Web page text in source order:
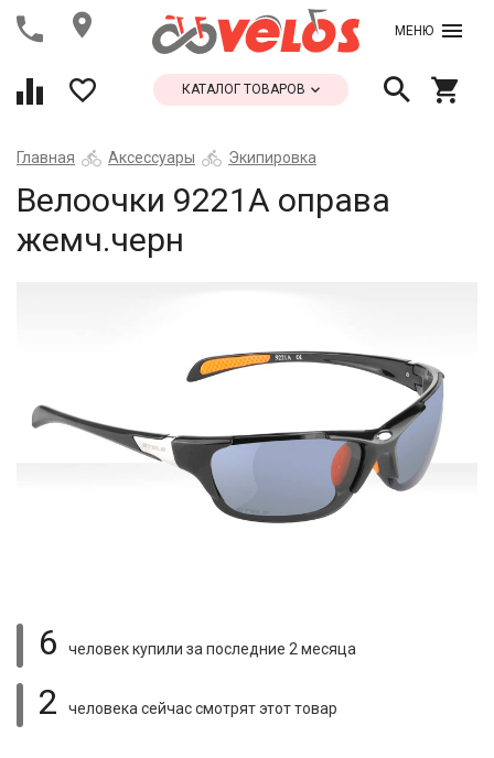
МЕНЮ
КАТАЛОГ ТОВАРОВ
Главная Аксессуары Экипировка
Велоочки 9221А оправа
жемч.черн
6 человек купили за последние 2 месяца
2 человека сейчас смотрятэтот товар